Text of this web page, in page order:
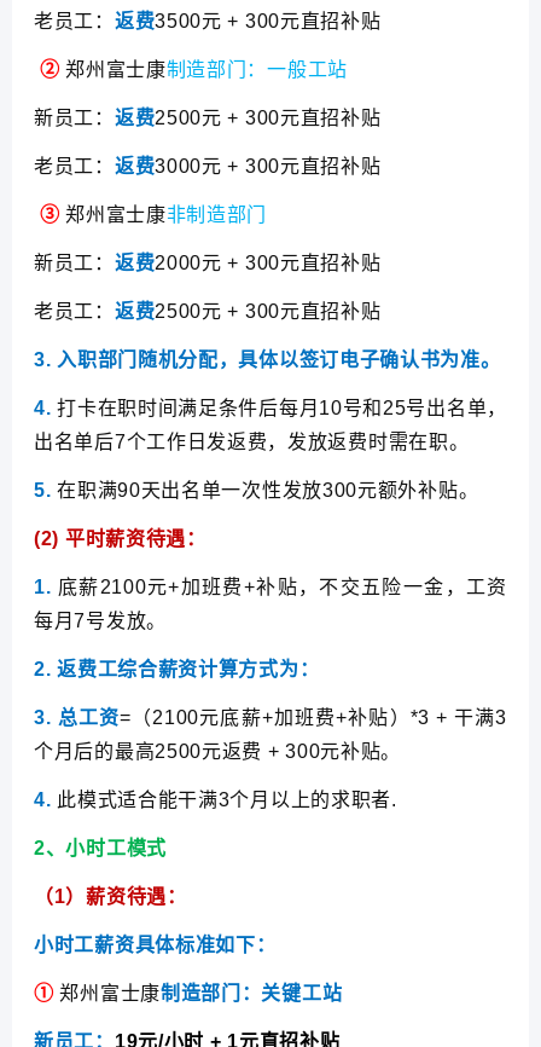
老员工： 返费3500元 + 300元直招补贴
②郑州富士康制造部门：一般工站
新员工： 返费2500元 + 300元直招补贴
老员工： 返费3000元 + 300元直招补贴
③郑州富士康非制造部门
新员工： 返费2000元 + 300元直招补贴
老员工： 返费2500元 + 300元直招补贴
3. 入职部门随机分配，具体以签订电子确认书为准。
4.打卡在职时间满足条件后每月10号和25号出名单，
出名单后7个工作日发返费，发放返费时需在职。
5. 在职满90天出名单一次性发放300元额外补贴。
(2) 平时薪资待遇：
1. 底薪2100元+加班费+补贴，不交五险一金，工资
每月7号发放。
2.返费工综合薪资计算方式为：
3. 总工资=（2100元底薪+加班费+补贴）*3 + 干满3
个月后的最高2500元返费 + 300元补贴。
4. 此模式适合能干满3个月以上的求职者.
2、小时工模式
（1）薪资待遇：
小时工薪资具体标准如下：
① 郑州富士康制造部门：关键工站
新员工： 19元/小时 + 1元直招补贴